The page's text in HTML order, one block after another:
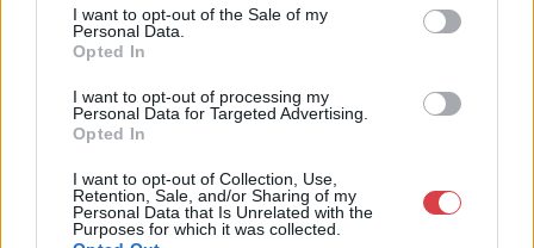
I want to opt-out of the Sale of my
Personal Data.
Opted In
I want to opt-out of processing my
Personal Data for Targeted Advertising.
Opted In
I want to opt-out of Collection, Use,
Retention, Sale, and/or Sharing of my
Personal Data that Is Unrelated with the
Purposes for which it was collected.
gyűjtemények árverezése. Ingyenes értékbecslés. Árveréseinkre
a tárgyfelvétel folyamatos.
GALÉRIA TOVÁBBI MŰTÁRGYAI